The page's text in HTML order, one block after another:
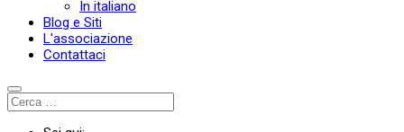
In italiano
Blog e Siti
L'associazione
Contattaci